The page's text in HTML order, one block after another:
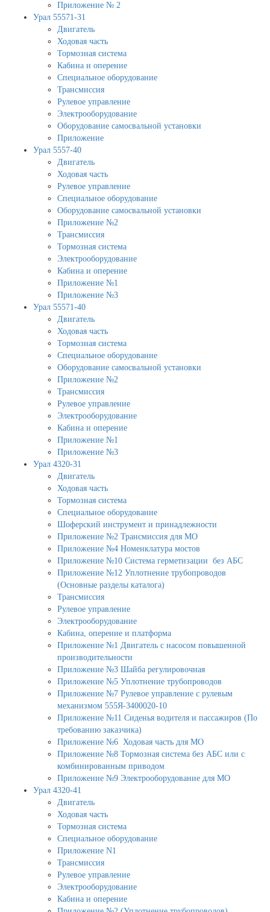
Приложение № 2
Урал 55571-31
Двигатель
Ходовая часть
Тормозная система
Кабина и оперение
Специальное оборудование
Трансмиссия
Рулевое управление
Электрооборудование
Оборудование самосвальной установки
Приложение
Урал 5557-40
Двигатель
Ходовая часть
Рулевое управление
Специальное оборудование
Оборудование самосвальной установки
Приложение №2
Трансмиссия
Тормозная система
Электрооборудование
Кабина и оперение
Приложение №1
Приложение №3
Урал 55571-40
Двигатель
Ходовая часть
Тормозная система
Специальное оборудование
Оборудование самосвальной установки
Приложение №2
Трансмиссия
Рулевое управление
Электрооборудование
Кабина и оперение
Приложение №1
Приложение №3
Урал 4320-31
Двигатель
Ходовая часть
Тормозная система
Специальное оборудование
Шоферский инструмент и принадлежности
Приложение №2 Трансмиссия для МО
Приложение №4 Номенклатура мостов
Приложение №10 Система герметизации без АБС
Приложение №12 Уплотнение трубопроводов
(Основные разделы каталога)
Трансмиссия
Рулевое управление
Электрооборудование
Кабина, оперение и платформа
Приложение №1 Двигатель с насосом повышенной
производительности
Приложение №3 Шайба регулировочная
Приложение №5 Уплотнение трубопроводов
Приложение №7 Рулевое управление с рулевым
механизмом 555Я-3400020-10
Приложение №11 Сиденья водителя и пассажиров (По
требованию заказчика)
Приложение №6 Ходовая часть для МО
Приложение №8 Тормозная система без АБС или с
комбинированным приводом
Приложение №9 Электрооборудование для МО
Урал 4320-41
Двигатель
Ходовая часть
Тормозная система
Специальное оборудование
Приложение N1
Трансмиссия
Рулевое управление
Электрооборудование
Кабина и оперение